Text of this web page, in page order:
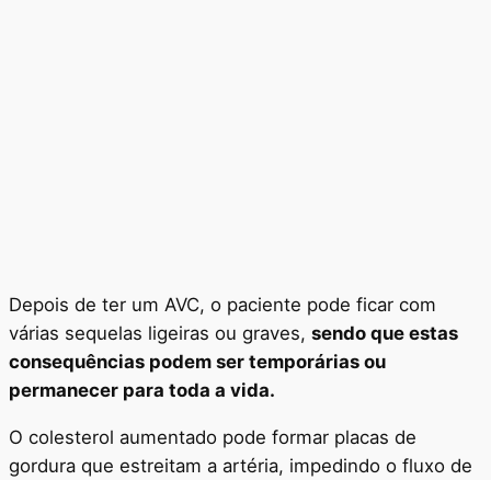
Depois de ter um AVC, o paciente pode ficar com
várias sequelas ligeiras ou graves, sendo que estas
consequências podem ser temporárias ou
permanecer para toda a vida.
O colesterol aumentado pode formar placas de
gordura que estreitam a artéria, impedindo o fluxo de